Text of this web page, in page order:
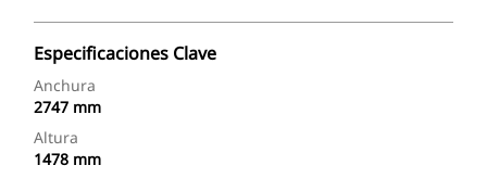
Especificaciones Clave
Anchura
2747 mm
Altura
1478 mm